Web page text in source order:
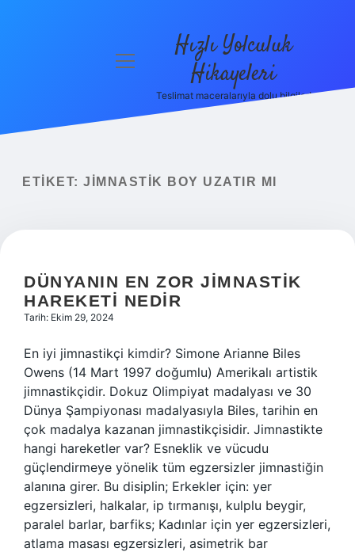
menüyü
Hızlı Yolculuk
Hikayeleri
Teslimat maceralarıyla dolu bilgiler!
ETIKET: JIMNASTIK BOY UZATIR MI
DÜNYANIN EN ZOR JIMNASTIK
HAREKETI NEDIR
Tarih: Ekim 29, 2024
En iyi jimnastikçi kimdir? Simone Arianne Biles
Owens (14 Mart 1997 doğumlu) Amerikalı artistik
jimnastikçidir. Dokuz Olimpiyat madalyası ve 30
Dünya Şampiyonası madalyasıyla Biles, tarihin en
çok madalya kazanan jimnastikçisidir. Jimnastikte
hangi hareketler var? Esneklik ve vücudu
güçlendirmeye yönelik tüm egzersizler jimnastiğin
alanına girer. Bu disiplin; Erkekler için: yer
egzersizleri, halkalar, ip tırmanışı, kulplu beygir,
paralel barlar, barfiks; Kadınlar için yer egzersizleri,
atlama masası egzersizleri, asimetrik bar